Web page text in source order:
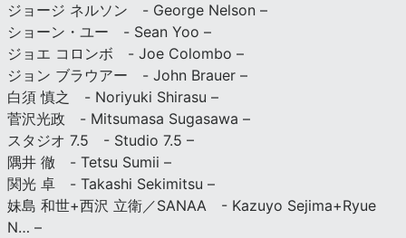
ジョージ ネルソン - George Nelson –
ショーン・ユー - Sean Yoo –
ジョエ コロンボ - Joe Colombo –
ジョン ブラウアー - John Brauer –
白須 慎之 - Noriyuki Shirasu –
菅沢光政 - Mitsumasa Sugasawa –
スタジオ 7.5 - Studio 7.5 –
隅井 徹 - Tetsu Sumii –
関光 卓 - Takashi Sekimitsu –
妹島 和世+西沢 立衛／SANAA - Kazuyo Sejima+Ryue
N… –